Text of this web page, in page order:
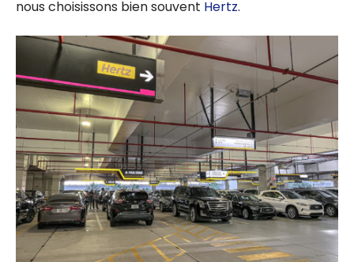
nous choisissons bien souvent Hertz.